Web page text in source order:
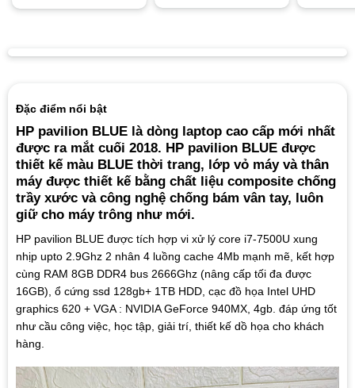
Rated5.00
Đặc điểm nổi bật
HP pavilion BLUE là dòng laptop cao cấp mới nhất
được ra mắt cuối 2018. HP pavilion BLUE được
thiết kế màu BLUE thời trang, lớp vỏ máy và thân
máy được thiết kế bằng chất liệu composite chống
trầy xước và công nghệ chống bám vân tay, luôn
giữ cho máy trông như mới.
HP pavilion BLUE được tích hợp vi xử lý core i7-7500U xung
nhịp upto 2.9Ghz 2 nhân 4 luồng cache 4Mb mạnh mẽ, kết hợp
cùng RAM 8GB DDR4 bus 2666Ghz (nâng cấp tối đa được
16GB), ổ cứng ssd 128gb+ 1TB HDD, cạc đồ họa Intel UHD
graphics 620 + VGA : NVIDIA GeForce 940MX, 4gb. đáp ứng tốt
như cầu công việc, học tập, giải trí, thiết kế dồ họa cho khách
hàng.